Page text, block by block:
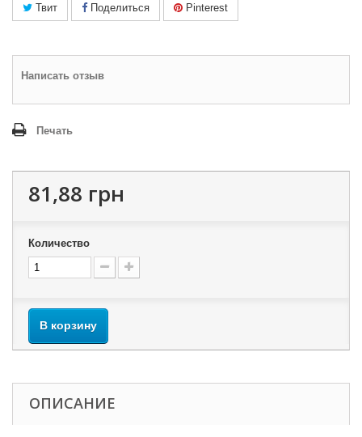
Твит Поделиться Pinterest
Написать отзыв
Печать
81,88 грн
Количество
В корзину
ОПИСАНИЕ